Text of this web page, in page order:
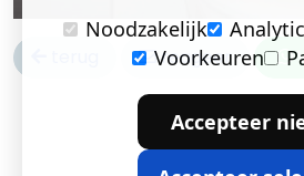
reageer
Noodzakelijk
Voorkeuren
Accepteer